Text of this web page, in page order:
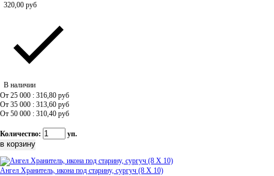
320,00 руб
В наличии
От 25 000 : 316,80 руб
От 35 000 : 313,60 руб
От 50 000 : 310,40 руб
Количество: уп.
Ангел Хранитель, икона под старину, сургуч (8 Х 10)